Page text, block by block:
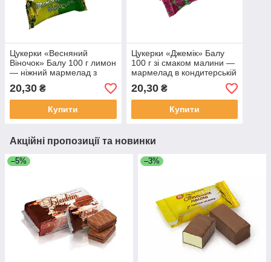
Цукерки «Весняний
Віночок» Балу 100 г лимон
— ніжний мармелад з
цитрусовим смаком в
глазурі
20,30 ₴
Купити
Цукерки «Джемік» Балу
100 г зі смаком малини —
мармелад в кондитерській
глазурі
20,30₴
Купити
Акційні пропозиції та новинки
–5% –3%